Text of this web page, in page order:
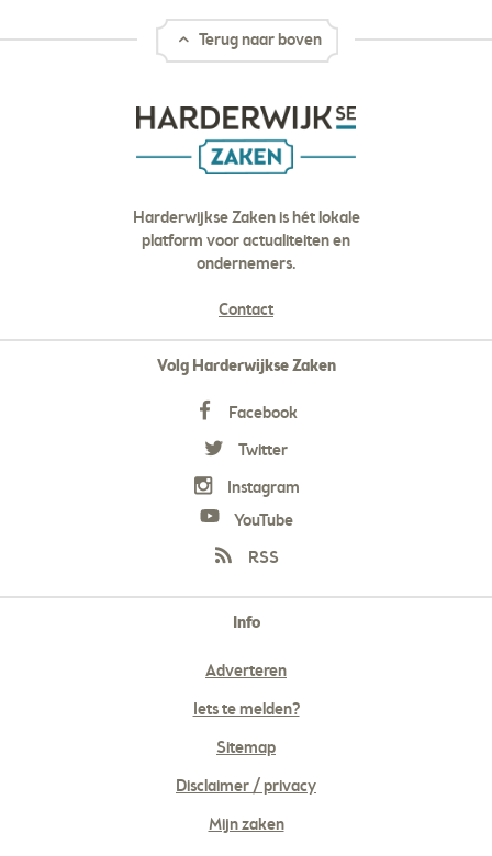
Terug naar boven
Harderwijkse Zaken is hét lokale
platform voor actualiteiten en
ondernemers.
Contact
Volg Harderwijkse Zaken
Facebook
Twitter
Instagram
YouTube
RSS
Info
Adverteren
Iets te melden?
Sitemap
Disclaimer / privacy
Mijn zaken